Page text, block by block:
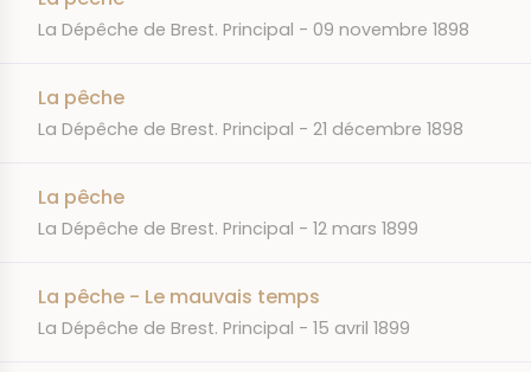
JOURNAL
La Dépêche de Brest. Principal DATE
09 novembre 1898
La pêche
JOURNAL
La Dépêche de Brest. Principal DATE
21 décembre 1898
La pêche
JOURNAL
La Dépêche de Brest. Principal DATE
12 mars 1899
La pêche - Le mauvais temps
JOURNAL
La Dépêche de Brest. Principal DATE
15 avril 1899